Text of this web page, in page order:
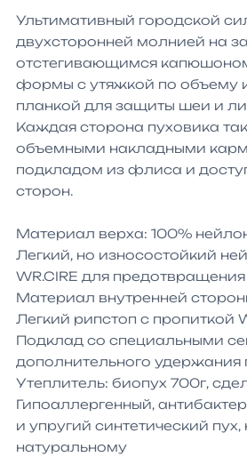
Ультимативный городской
двухсторонней молнией на
отстегивающимся
формы с утяжкой по объему
планкой для защиты шеи и
Каждая сторона пуховика
объемными накладными
подкладом из флиса и
сторон.
Материал верха: 100%
Легкий, но износостойкий
WR.CIRE для
Материал внутренней
Легкий рипстоп с пропиткой
Подклад со специальными
дополнительного удержания
Утеплитель: биопух 700г,
Гипоаллергенный,
и упругий синтетический
натуральному